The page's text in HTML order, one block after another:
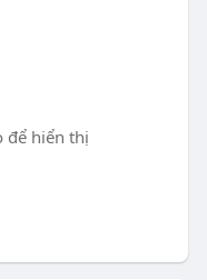
để hiển thị